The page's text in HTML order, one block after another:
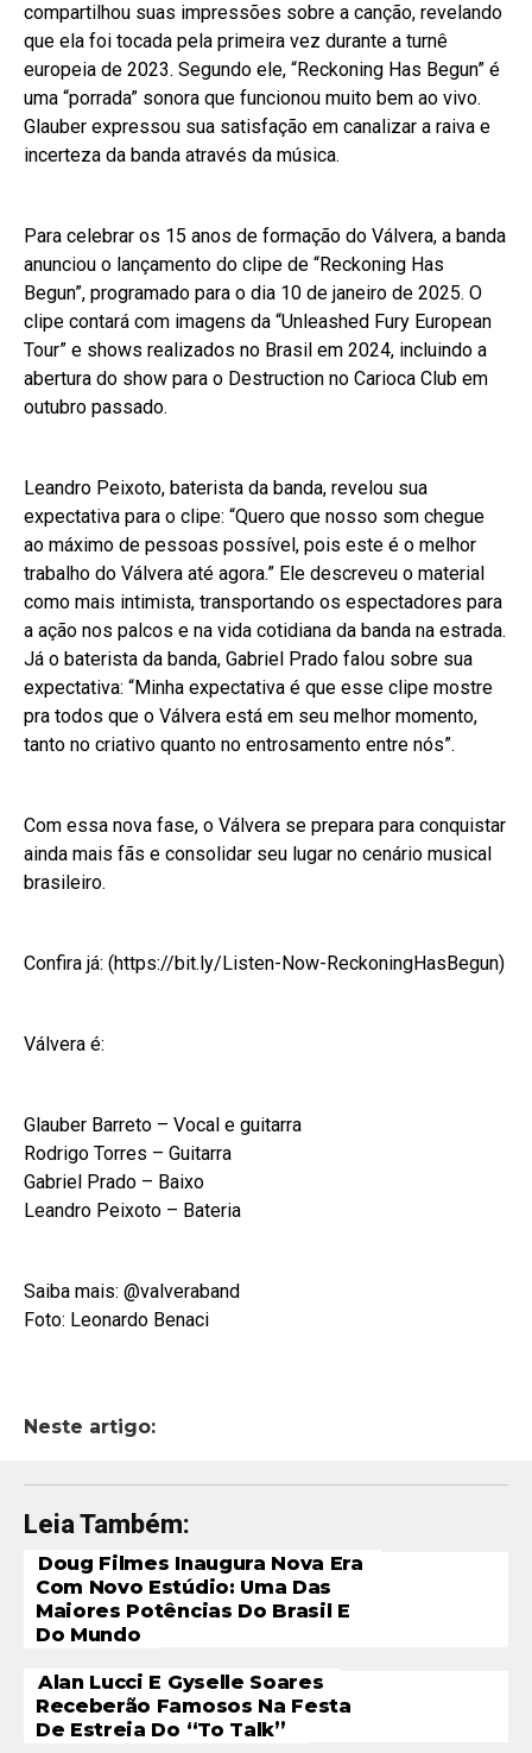
compartilhou suas impressões sobre a canção, revelando
que ela foi tocada pela primeira vez durante a turnê
europeia de 2023. Segundo ele, “Reckoning Has Begun” é
uma “porrada” sonora que funcionou muito bem ao vivo.
Glauber expressou sua satisfação em canalizar a raiva e
incerteza da banda através da música.
Para celebrar os 15 anos de formação do Válvera, a banda
anunciou o lançamento do clipe de “Reckoning Has
Begun”, programado para o dia 10 de janeiro de 2025. O
clipe contará com imagens da “Unleashed Fury European
Tour” e shows realizados no Brasil em 2024, incluindo a
abertura do show para o Destruction no Carioca Club em
outubro passado.
Leandro Peixoto, baterista da banda, revelou sua
expectativa para o clipe: “Quero que nosso som chegue
ao máximo de pessoas possível, pois este é o melhor
trabalho do Válvera até agora.” Ele descreveu o material
como mais intimista, transportando os espectadores para
a ação nos palcos e na vida cotidiana da banda na estrada.
Já o baterista da banda, Gabriel Prado falou sobre sua
expectativa: “Minha expectativa é que esse clipe mostre
pra todos que o Válvera está em seu melhor momento,
tanto no criativo quanto no entrosamento entre nós”.
Com essa nova fase, o Válvera se prepara para conquistar
ainda mais fãs e consolidar seu lugar no cenário musical
brasileiro.
Confira já: (https://bit.ly/Listen-Now-ReckoningHasBegun)
Válvera é:
Glauber Barreto – Vocal e guitarra
Rodrigo Torres – Guitarra
Gabriel Prado – Baixo
Leandro Peixoto – Bateria
Saiba mais: @valveraband
Foto: Leonardo Benaci
Neste artigo:
Leia Também:
Doug Filmes Inaugura Nova Era
Com Novo Estúdio: Uma Das
Maiores Potências Do Brasil E
Do Mundo
Alan Lucci E Gyselle Soares
Receberão Famosos Na Festa
De Estreia Do “To Talk”